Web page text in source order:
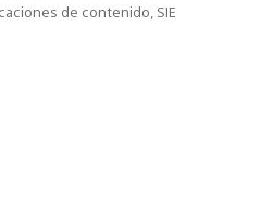
de contenido, SIE